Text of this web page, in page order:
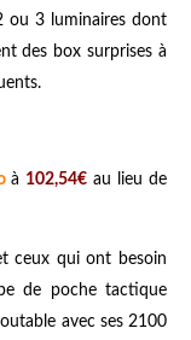
ou 3 luminaires dont
des box surprises à
à 102,54€au lieu de
ceux qui ont besoin
de poche tactique
avec ses 2100